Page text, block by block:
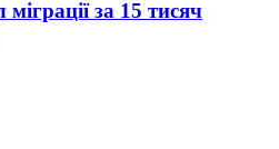
за 15 тисяч